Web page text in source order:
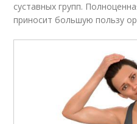
суставных групп.
приносит большую пользу